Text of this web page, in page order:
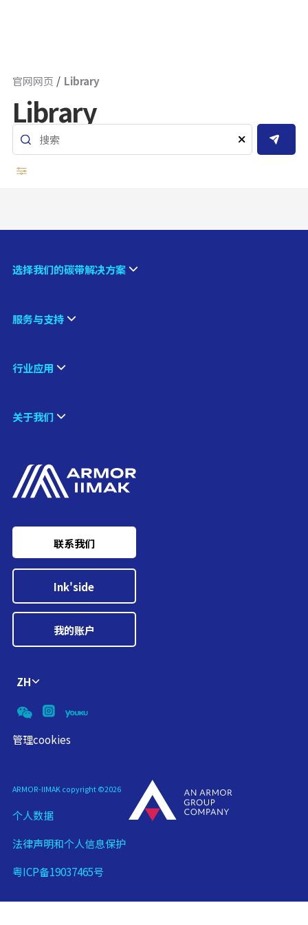
官网网页 Library
Library
联系我们
Ink'side
我的账户
ZH
管理cookies
选择我们的碳带解决方案
服务与支持
行业应用
关于我们
ARMOR-IIMAK copyright ©2026
个人数据
法律声明和个人信息保护
粤ICP备19037465号